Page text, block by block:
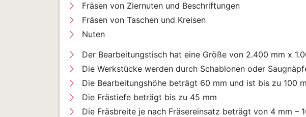
Fräsen von Ziernuten und Beschriftungen
Fräsen von Taschen und Kreisen
Nuten
Der Bearbeitungstisch hat eine Größe von 2.400 mm x
Die Werkstücke werden durch Schablonen oder
Die Bearbeitungshöhe beträgt 60 mm und ist bis zu 100
Die Frästiefe beträgt bis zu 45 mm
Die Fräsbreite je nach Fräsereinsatz beträgt von 4 mm –